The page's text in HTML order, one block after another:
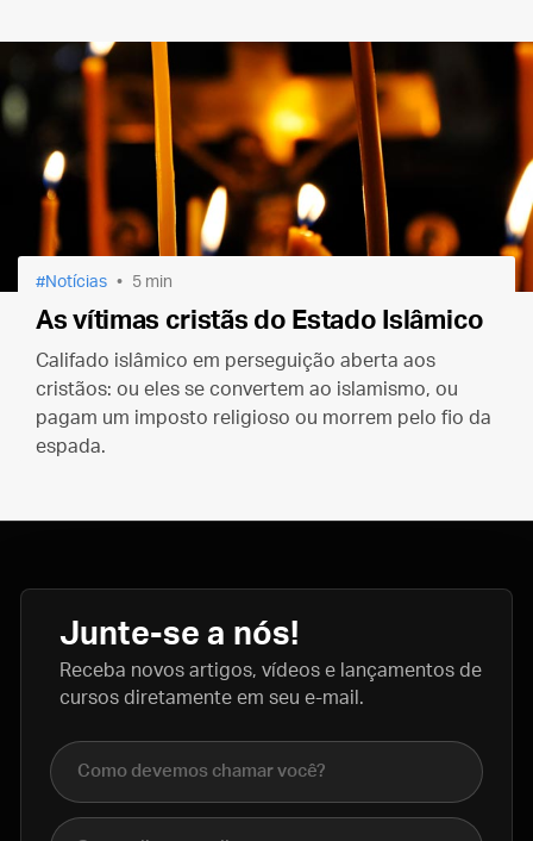
Notícias 5 min
As vítimas cristãs do Estado Islâmico
Califado islâmico em perseguição aberta aos
cristãos: ou eles se convertem ao islamismo, ou
pagam um imposto religioso ou morrem pelo fio da
espada.
Junte-se a nós!
Receba novos artigos, vídeos e lançamentos de
cursos diretamente em seu e-mail.
Nome completo
E-mail